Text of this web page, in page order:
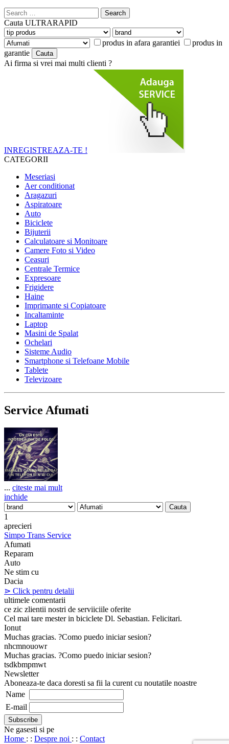
Search
for:
Cauta ULTRARAPID
produs in afara garantiei
produs in
garantie
Ai firma si vrei mai multi clienti ?
INREGISTREAZA-TE !
CATEGORII
Meseriasi
Aer conditionat
Aragazuri
Aspiratoare
Auto
Biciclete
Bijuterii
Calculatoare si Monitoare
Camere Foto si Video
Ceasuri
Centrale Termice
Expresoare
Frigidere
Haine
Imprimante si Copiatoare
Incaltaminte
Laptop
Masini de Spalat
Ochelari
Sisteme Audio
Smartphone si Telefoane Mobile
Tablete
Televizoare
Service Afumati
... citeste mai mult
inchide
1
aprecieri
Simpo Trans Service
Afumati
Reparam
Auto
Ne stim cu
Dacia
⋗ Click pentru detalii
ultimele comentarii
ce zic zlientii nostri de serviiciile oferite
Cel mai tare mester in biciclete Dl. Sebastian. Felicitari.
Ionut
Muchas gracias. ?Como puedo iniciar sesion?
nhcmnouowr
Muchas gracias. ?Como puedo iniciar sesion?
tsdkbmpmwt
Newsletter
Aboneaza-te daca doresti sa fii la curent cu noutatile noastre
Name
E-mail
Ne gasesti si pe
Home : : Despre noi : : Contact